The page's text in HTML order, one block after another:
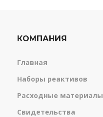
КОМПАНИЯ
Главная
Наборы реактивов
Расходные материалы
Свидетельства